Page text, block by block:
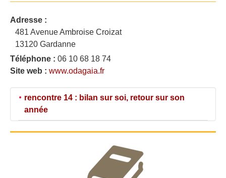
Adresse :
481 Avenue Ambroise Croizat
13120 Gardanne
Téléphone : 06 10 68 18 74
Site web : www.odagaia.fr
rencontre 14 : bilan sur soi, retour sur son
année